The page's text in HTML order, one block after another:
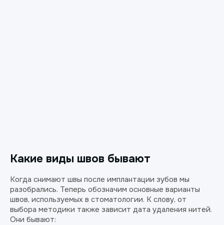
Какие виды швов бывают
Когда снимают швы после имплантации зубов мы
разобрались. Теперь обозначим основные варианты
швов, используемых в стоматологии. К слову, от
выбора методики также зависит дата удаления нитей.
Они бывают: